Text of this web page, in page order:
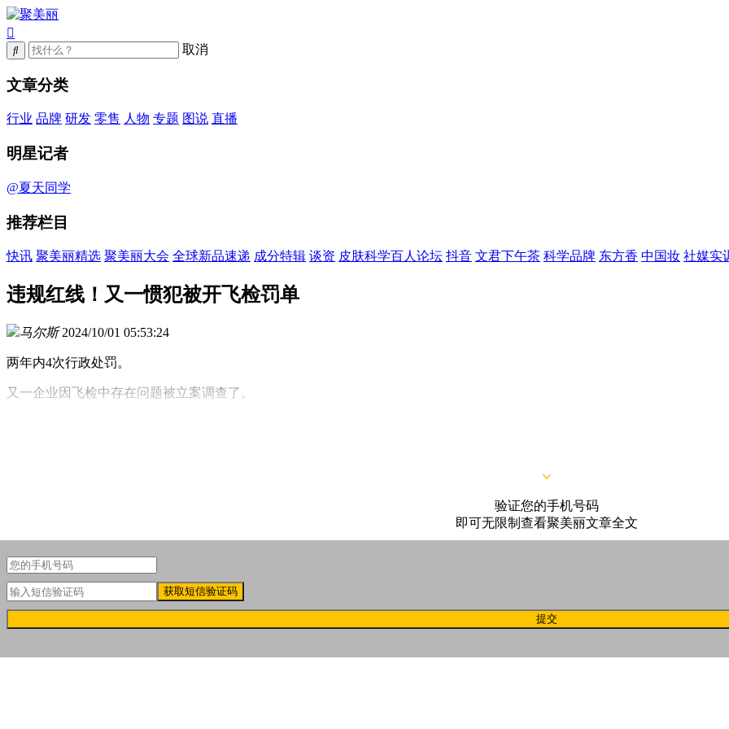
取消
文章分类
行业 品牌 研发 零售 人物 专题 图说 直播
明星记者
@夏天同学
推荐栏目
快讯 聚美丽精选 聚美丽大会 全球新品速递 成分特辑 谈资 皮肤科学百人论坛 抖音 文君下午茶 科学品牌 东方香 中国妆 社媒实
违规红线！又一惯犯被开飞检罚单
马尔斯 2024/10/01 05:53:24
两年内4次行政处罚。
又一企业因飞检中存在问题被立案调查了。
验证您的手机号码
即可无限制查看聚美丽文章全文
获取短信验证码
提交